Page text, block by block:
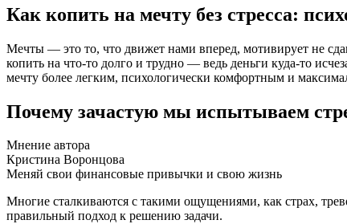
Как копить на мечту без стресса:
Мечты — это то, что движет нами вперед, мотивирует не
копить на что-то долго и трудно — ведь деньги куда-то
мечту более легким, психологически комфортным и
Почему зачастую мы испытываем
Мнение автора
Кристина Воронцова
Меняй свои финансовые привычки и свою жизнь
Многие сталкиваются с такими ощущениями, как страх,
правильный подход к решению задачи.